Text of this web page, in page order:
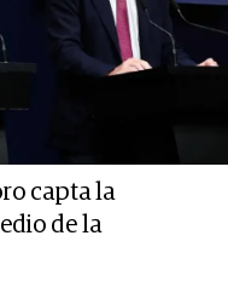
capta la
de la